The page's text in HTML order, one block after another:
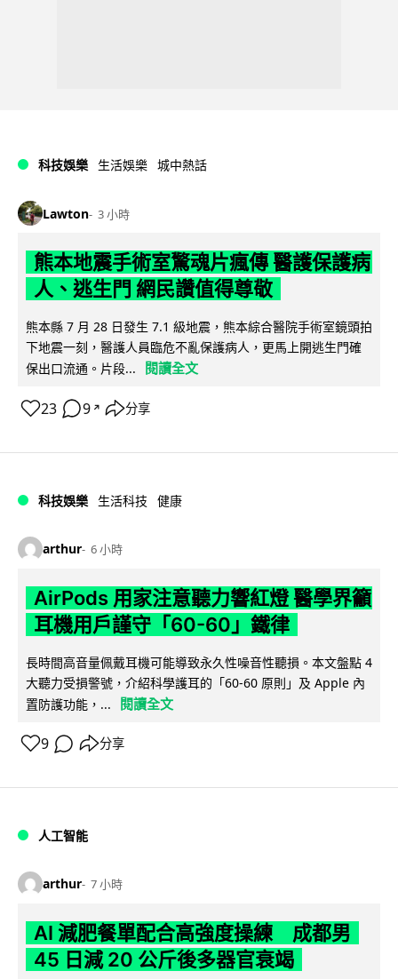
科技娛樂 生活娛樂 城中熱話
Lawton 3 小時
熊本地震手術室驚魂片瘋傳 醫護保護病
人、逃生門 網民讚值得尊敬
熊本縣 7 月 28 日發生 7.1 級地震，熊本綜合醫院手術室鏡頭拍
下地震一刻，醫護人員臨危不亂保護病人，更馬上開逃生門確
保出口流通。片段...
閱讀全文
23 9 ↗ 分享
科技娛樂 生活科技 健康
arthur 6 小時
AirPods 用家注意聽力響紅燈 醫學界籲
耳機用戶謹守「60-60」鐵律
長時間高音量佩戴耳機可能導致永久性噪音性聽損。本文盤點 4
大聽力受損警號，介紹科學護耳的「60-60 原則」及 Apple 內
置防護功能，...
閱讀全文
9 分享
人工智能
arthur 7 小時
AI 減肥餐單配合高強度操練 成都男
45 日減 20 公斤後多器官衰竭